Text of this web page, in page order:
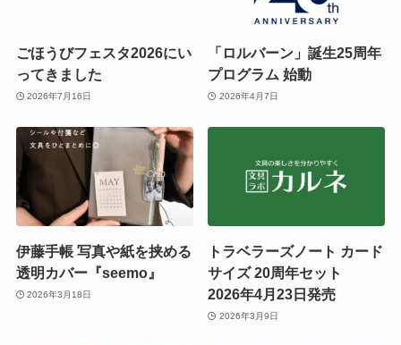
ごほうびフェスタ2026にい
ってきました
2026年7月16日
「ロルバーン」誕生25周年
プログラム 始動
2026年4月7日
伊藤手帳 写真や紙を挟める
透明カバー『seemo』
2026年3月18日
トラベラーズノート カード
サイズ 20周年セット
2026年4月23日発売
2026年3月9日